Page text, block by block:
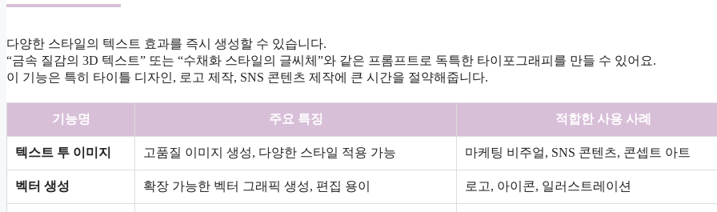
다양한 스타일의 텍스트 효과를 즉시 생성할 수 있습니다.
“금속 질감의 3D 텍스트” 또는 “수채화 스타일의 글씨체”와 같은 프롬프트로 독특한 타이포그래피를 만들 수 있어요.
이 기능은 특히 타이틀 디자인, 로고 제작, SNS 콘텐츠 제작에 큰 시간을 절약해줍니다.
기능명 주요 특징 적합한 사용 사례
텍스트 투 이미지 고품질 이미지 생성, 다양한 스타일 적용 가능 마케팅 비주얼, SNS 콘텐츠, 콘셉트 아트
벡터 생성 확장 가능한 벡터 그래픽 생성, 편집 용이 로고, 아이콘, 일러스트레이션